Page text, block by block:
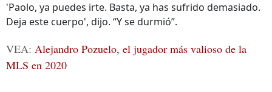
'Paolo, ya puedes irte. Basta, ya has sufrido demasiado.
Deja este cuerpo', dijo. “Y se durmió”.
VEA: Alejandro Pozuelo, el jugador más valioso de la
MLS en 2020